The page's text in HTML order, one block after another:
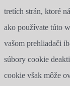
tretích strán, ktoré
ako používate túto
vašom prehliadači
súbory cookie
cookie však môže